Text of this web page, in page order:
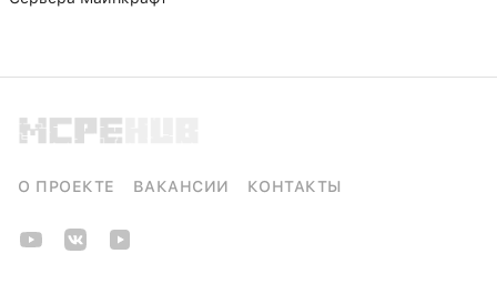
О ПРОЕКТЕ ВАКАНСИИ КОНТАКТЫ